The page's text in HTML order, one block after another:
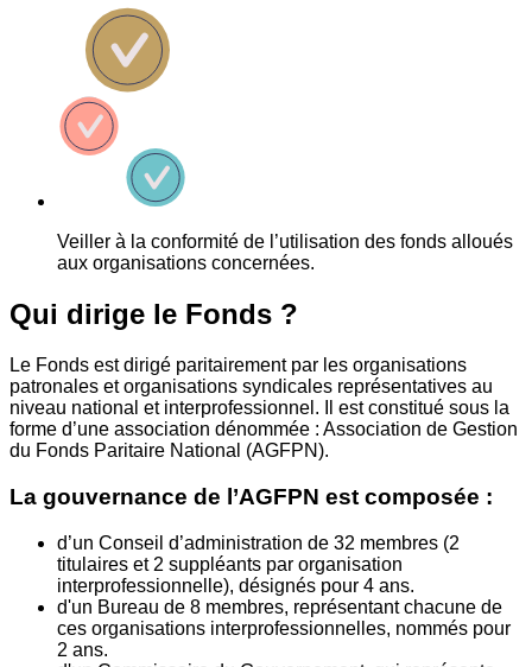
Veiller à la conformité de l’utilisation des fonds alloués
aux organisations concernées.
Qui dirige le Fonds ?
Le Fonds est dirigé paritairement par les organisations
patronales et organisations syndicales représentatives au
niveau national et interprofessionnel. Il est constitué sous la
forme d’une association dénommée : Association de Gestion
du Fonds Paritaire National (AGFPN).
La gouvernance de l’AGFPN est composée :
d’un Conseil d’administration de 32 membres (2
titulaires et 2 suppléants par organisation
interprofessionnelle), désignés pour 4 ans.
d'un Bureau de 8 membres, représentant chacune de
ces organisations interprofessionnelles, nommés pour
2 ans.